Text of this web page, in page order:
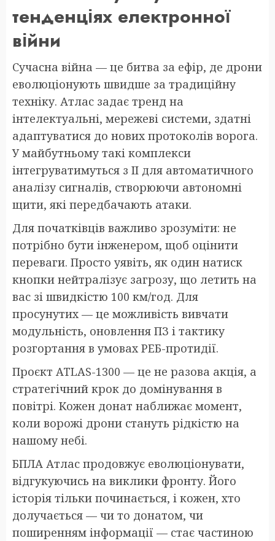
тенденціях електронної
війни
Сучасна війна — це битва за ефір, де дрони
еволюціонують швидше за традиційну
техніку. Атлас задає тренд на
інтелектуальні, мережеві системи, здатні
адаптуватися до нових протоколів ворога.
У майбутньому такі комплекси
інтегруватимуться з ІІ для автоматичного
аналізу сигналів, створюючи автономні
щити, які передбачають атаки.
Для початківців важливо зрозуміти: не
потрібно бути інженером, щоб оцінити
переваги. Просто уявіть, як один натиск
кнопки нейтралізує загрозу, що летить на
вас зі швидкістю 100 км/год. Для
просунутих — це можливість вивчати
модульність, оновлення ПЗ і тактику
розгортання в умовах РЕБ-протидії.
Проєкт ATLAS-1300 — це не разова акція, а
стратегічний крок до домінування в
повітрі. Кожен донат наближає момент,
коли ворожі дрони стануть рідкістю на
нашому небі.
БПЛА Атлас продовжує еволюціонувати,
відгукуючись на виклики фронту. Його
історія тільки починається, і кожен, хто
долучається — чи то донатом, чи
поширенням інформації — стає частиною